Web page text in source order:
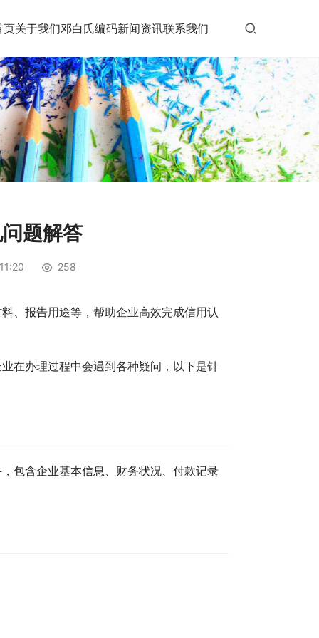
页关于我们邓白氏编码新闻资讯联系我们
题解答
258
、报告用途等，帮助企业高效完成信用认
在办理过程中会遇到各种疑问，以下是针
包含企业基本信息、财务状况、付款记录